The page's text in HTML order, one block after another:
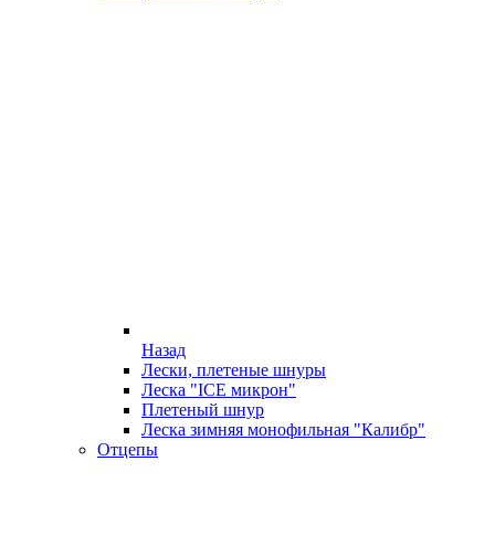
Назад
Лески, плетеные шнуры
Леска "ICE микрон"
Плетеный шнур
Леска зимняя монофильная "Калибр"
Отцепы